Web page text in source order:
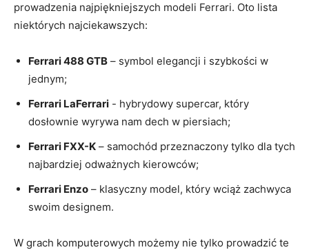
prowadzenia najpiękniejszych modeli ⁣Ferrari.⁤ Oto lista
niektórych najciekawszych:
Ferrari ⁣488 GTB – symbol elegancji ​i szybkości⁤ w
‌jednym;
Ferrari LaFerrari -‌ hybrydowy supercar, który
dosłownie wyrywa nam dech ‌w piersiach;
Ferrari FXX-K – samochód przeznaczony tylko dla tych
najbardziej odważnych kierowców;
Ferrari Enzo – ⁢klasyczny model, który wciąż zachwyca
swoim designem.
W grach komputerowych możemy nie tylko ‍prowadzić‍ te